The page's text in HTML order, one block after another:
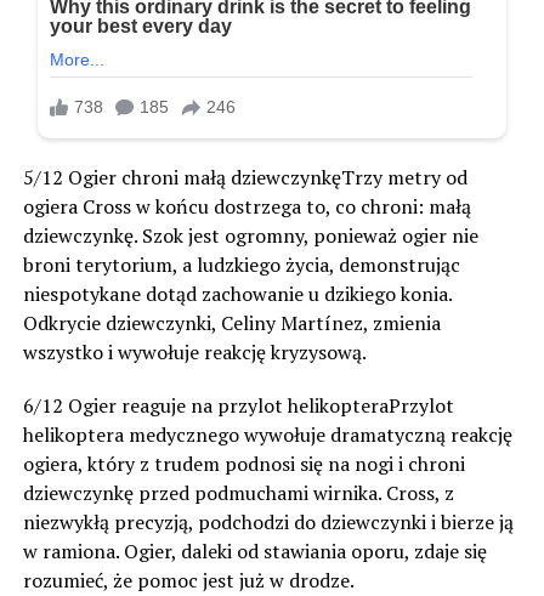
5/12 Ogier chroni małą dziewczynkęTrzy metry od
ogiera Cross w końcu dostrzega to, co chroni: małą
dziewczynkę. Szok jest ogromny, ponieważ ogier nie
broni terytorium, a ludzkiego życia, demonstrując
niespotykane dotąd zachowanie u dzikiego konia.
Odkrycie dziewczynki, Celiny Martínez, zmienia
wszystko i wywołuje reakcję kryzysową.
6/12 Ogier reaguje na przylot helikopteraPrzylot
helikoptera medycznego wywołuje dramatyczną reakcję
ogiera, który z trudem podnosi się na nogi i chroni
dziewczynkę przed podmuchami wirnika. Cross, z
niezwykłą precyzją, podchodzi do dziewczynki i bierze ją
w ramiona. Ogier, daleki od stawiania oporu, zdaje się
rozumieć, że pomoc jest już w drodze.